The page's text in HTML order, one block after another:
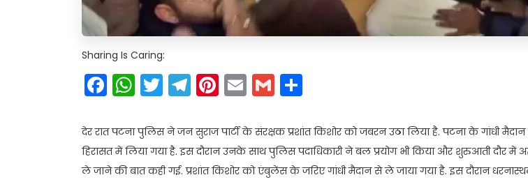
Sharing Is Caring:
Facebook
WhatsApp
Twitter
Telegram
Pinterest
EmailGmail
देर रात पटना पुलिस ने जन सुराज पार्टी के संरक्षक प्रशांत किशोर को जबरन उठा लिया है. पटना के गांधी
हिरासत में लिया गया है. इस दौरान उनके साथ पुलिस पदाधिकारी ने बल प्रयोग भी किया और शुरुआती दौर में
ले जाने की बात कही गई. प्रशांत किशोर को एंबुलेंस के जरिए गांधी मैदान से ले जाया गया है. इस दौरान